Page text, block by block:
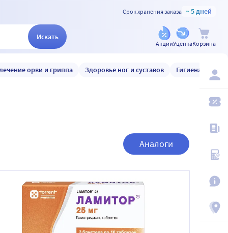
Срок хранения заказа ~ 5 дней
Искать
АкцииУценкаКорзина
орви и гриппа Здоровье ног и суставов Гигиена и уход
Аналоги